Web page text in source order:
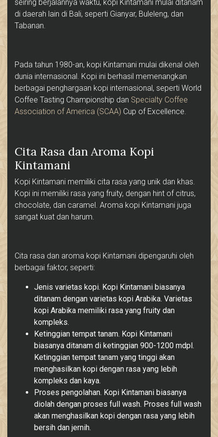
seiring berjalannya waktu, kopi Kintamani mulai ditanam
di daerah lain di Bali, seperti Gianyar, Buleleng, dan
Tabanan.
Pada tahun 1980-an, kopi Kintamani mulai dikenal oleh
dunia internasional. Kopi ini berhasil memenangkan
berbagai penghargaan kopi internasional, seperti World
Coffee Tasting Championship dan Specialty Coffee
Association of America (SCAA) Cup of Excellence.
Cita Rasa dan Aroma Kopi
Kintamani
Kopi Kintamani memiliki cita rasa yang unik dan khas.
Kopi ini memiliki rasa yang fruity, dengan hint of citrus,
chocolate, dan caramel. Aroma kopi Kintamani juga
sangat kuat dan harum.
Cita rasa dan aroma kopi Kintamani dipengaruhi oleh
berbagai faktor, seperti:
Jenis varietas kopi. Kopi Kintamani biasanya
ditanam dengan varietas kopi Arabika. Varietas
kopi Arabika memiliki rasa yang fruity dan
kompleks.
Ketinggian tempat tanam. Kopi Kintamani
biasanya ditanam di ketinggian 900-1200 mdpl.
Ketinggian tempat tanam yang tinggi akan
menghasilkan kopi dengan rasa yang lebih
kompleks dan kaya.
Proses pengolahan. Kopi Kintamani biasanya
diolah dengan proses full wash. Proses full wash
akan menghasilkan kopi dengan rasa yang lebih
bersih dan jernih.